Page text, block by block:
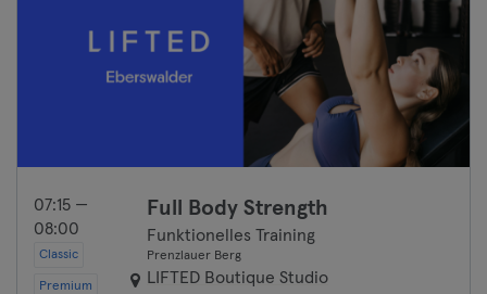
07:15 —
08:00
Classic
Premium
Full Body Strength
Funktionelles Training
Prenzlauer Berg
LIFTED Boutique Studio